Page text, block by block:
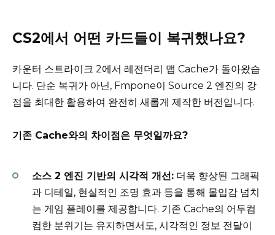
CS2에서 어떤 카드들이 복귀했나요?
카운터 스트라이크 2에서 레전더리 맵 Cache가 돌아왔습
니다. 단순 복귀가 아닌, Fmpone이 Source 2 엔진의 강
점을 최대한 활용하여 완전히 새롭게 제작한 버전입니다.
기존 Cache와의 차이점은 무엇일까요?
소스 2 엔진 기반의 시각적 개선: 더욱 향상된 그래픽
과 디테일, 현실적인 조명 효과 등을 통해 몰입감 넘치
는 게임 플레이를 제공합니다. 기존 Cache의 어두컴
컴한 분위기는 유지하면서도, 시각적인 정보 전달이